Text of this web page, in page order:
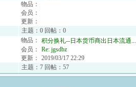
物品：
会员：
更新：
主题：0 回帖：0
物品：
积分换礼--日本货币商出日本流通...
会员：
Re: jgsdbz
更新：
2019/03/17 22:29
主题：7 回帖：57